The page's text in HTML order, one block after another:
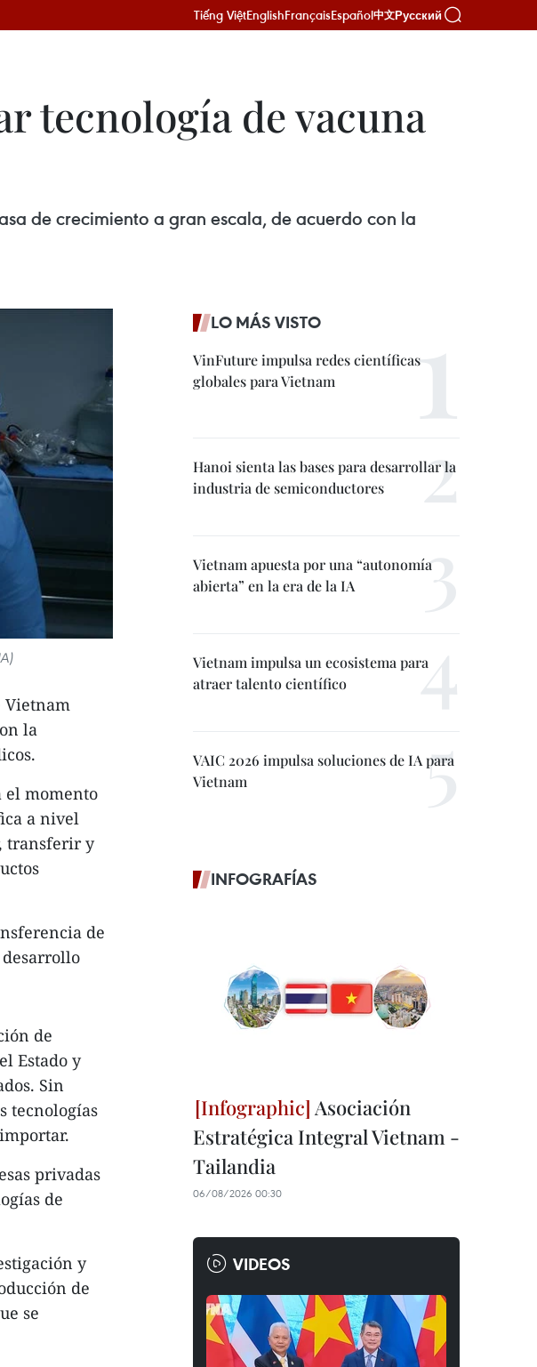
Tiếng ViệtEnglishFrançaisEspañol中文Русский
tecnología de vacuna
de crecimiento a gran escala, de acuerdo con la
Vietnam
la
el momento
a nivel
transferir y
de
de
Estado y
Sin
tecnologías
privadas
de
y
de
se
LO MÁS VISTO
VinFuture impulsa redes científicas
globales para Vietnam
Hanoi sienta las bases para desarrollar la
industria de semiconductores
Vietnam apuesta por una “autonomía
abierta” en la era de la IA
Vietnam impulsa un ecosistema para
atraer talento científico
VAIC 2026 impulsa soluciones de IA para
Vietnam
INFOGRAFÍAS
Asociación
Estratégica Integral Vietnam -
Tailandia
06/08/2026 00:30
VIDEOS